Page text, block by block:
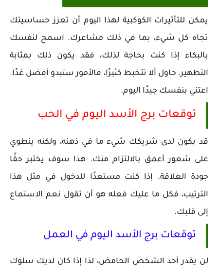
يمكن للتأثيرات الكوكبية لهذا اليوم أن تعزز حساسيتك
تجاه كل شيء، بما في ذلك مشاعرك. اسمح لنفسك
بالبكاء إذا كنت بحاجة لذلك، فقد يكون ذلك بمثابة
التطهير. حاول ألا تتخبط كثيرًا، فالأمور ستبدو أفضل غدًا.
اعتني بنفسك جيدًا اليوم.
توقعات برج الأسد اليوم في الحب
قد يكون لدى شريكك شيء ما في ذهنه، ولكنه ينطوي
على شعور أعمق بالالتزام منك. هذا سوف يختبر حقًا
جودة العلاقة. إذا كنت مستعدًا للدخول في مثل هذا
الترتيب، فكل ما عليك فعله هو أن تقول نعم الاستماع
إلى قلبك.
توقعات برج الأسد اليوم في العمل
لن يقدر أحد الشخص الحامض، لذا إذا كان لديك سلوك